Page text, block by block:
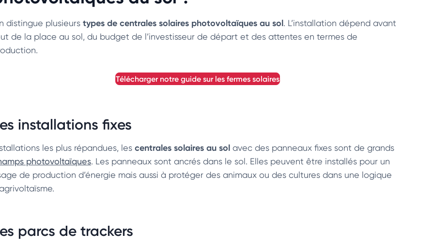
distingue plusieurs types de centrales solaires photovoltaïques au sol. L’installation dépend avant
de la place au sol, du budget de l’investisseur de départ et des attentes en termes de
télécharger notre guide sur les fermes solaires
installations fixes
les plus répandues, les centrales solaires au sol avec des panneaux fixes sont de grands
photovoltaïques. Les panneaux sont ancrés dans le sol. Elles peuvent être installés pour un
de production d’énergie mais aussi à protéger des animaux ou des cultures dans une logique
parcs de trackers